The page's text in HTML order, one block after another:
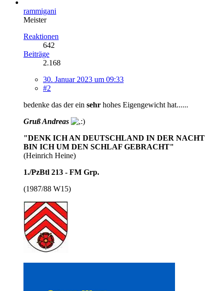
rammigani
Meister
Reaktionen
642
Beiträge
2.168
30. Januar 2023 um 09:33
#2
bedenke das der ein sehr hohes Eigengewicht hat......
Gruß Andreas
"DENK ICH AN DEUTSCHLAND IN DER NACHT
BIN ICH UM DEN SCHLAF GEBRACHT"
(Heinrich Heine)
1./PzBtl 213 - FM Grp.
(1987/88 W15)